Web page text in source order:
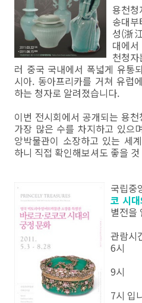
용천
송대
성(浙
대에
천청
러 중국 국내에서 폭넓게 유통
시아. 동아프리카를 거쳐 유럽
하는 청자로 알려졌습니다.
이번 전시회에서 공개되는 용
가장 많은 수를 차지하고 있으
앙박물관이 소장하고 있는 세
하니 직접 확인해보셔도 좋을
국립중
코 시대
별전을
관람시
6시
수,
9시
일,
7시 입